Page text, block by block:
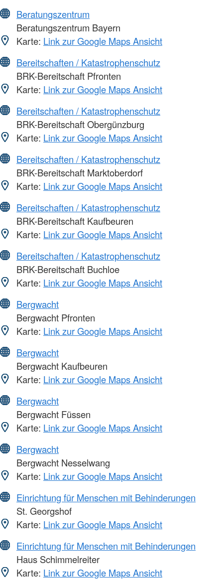
Beratungszentrum
Beratungszentrum Bayern
Karte: Link zur Google Maps Ansicht
Bereitschaften / Katastrophenschutz
BRK-Bereitschaft Pfronten
Karte: Link zur Google Maps Ansicht
Bereitschaften / Katastrophenschutz
BRK-Bereitschaft Obergünzburg
Karte: Link zur Google Maps Ansicht
Bereitschaften / Katastrophenschutz
BRK-Bereitschaft Marktoberdorf
Karte: Link zur Google Maps Ansicht
Bereitschaften / Katastrophenschutz
BRK-Bereitschaft Kaufbeuren
Karte: Link zur Google Maps Ansicht
Bereitschaften / Katastrophenschutz
BRK-Bereitschaft Buchloe
Karte: Link zur Google Maps Ansicht
Bergwacht
Bergwacht Pfronten
Karte: Link zur Google Maps Ansicht
Bergwacht
Bergwacht Kaufbeuren
Karte: Link zur Google Maps Ansicht
Bergwacht
Bergwacht Füssen
Karte: Link zur Google Maps Ansicht
Bergwacht
Bergwacht Nesselwang
Karte: Link zur Google Maps Ansicht
Einrichtung für Menschen mit Behinderungen
St. Georgshof
Karte: Link zur Google Maps Ansicht
Einrichtung für Menschen mit Behinderungen
Haus Schimmelreiter
Karte: Link zur Google Maps Ansicht